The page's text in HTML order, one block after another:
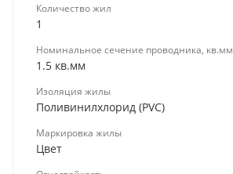
Количество жил
1
Номинальное сечение проводника, кв.мм
1.5 кв.мм
Изоляция жилы
Поливинилхлорид (PVC)
Маркировка жилы
Цвет